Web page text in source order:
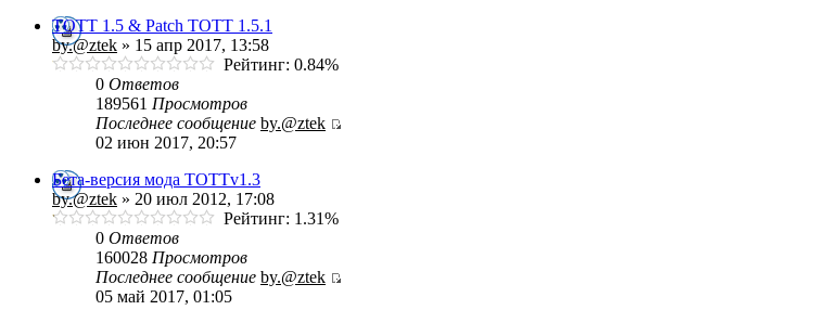
TOTT 1.5 & Patch TOTT 1.5.1
by.@ztek » 15 апр 2017, 13:58
Рейтинг: 0.84%
0 Ответов
189561 Просмотров
Последнее сообщение by.@ztek
02 июн 2017, 20:57
Бета-версия мода ТОТТv1.3
by.@ztek » 20 июл 2012, 17:08
Рейтинг: 1.31%
0 Ответов
160028 Просмотров
Последнее сообщение by.@ztek
05 май 2017, 01:05